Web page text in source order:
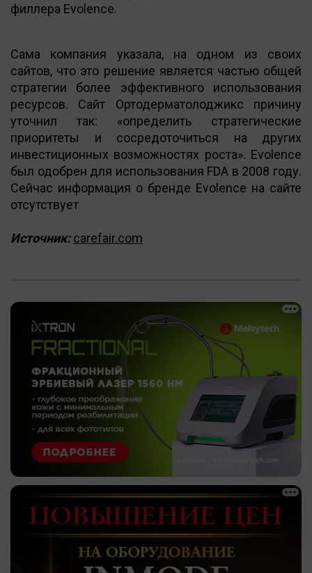
филлера Evolence.
Сама компания указала, на одном из своих
сайтов, что это решение является частью общей
стратегии более эффективного использования
ресурсов. Сайт Ортодерматолоджикс причину
уточнил так: «определить стратегические
приоритеты и сосредоточиться на других
инвестиционных возможностях роста». Evolence
был одобрен для использования FDA в 2008 году.
Сейчас информация о бренде Evolence на сайте
отсутствует
Источник: carefair.com